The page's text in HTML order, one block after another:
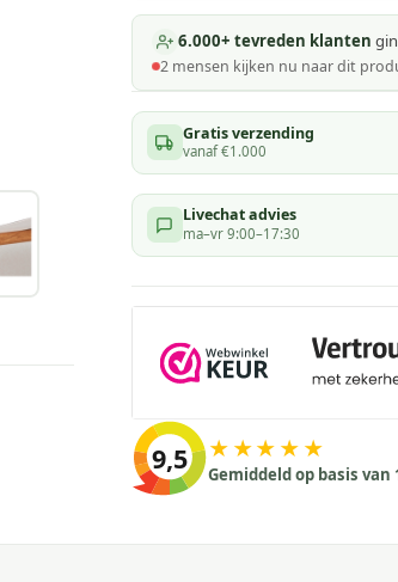
6.000+ tevreden klanten
2 mensen kijken nu naar dit
Gratis verzending
vanaf €1.000
Livechat advies
ma–vr 9:00–17:30
9,5 ★★★★★
Gemiddeld op basis van